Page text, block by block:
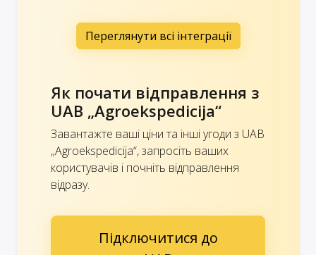
Переглянути всі інтеграції
Як почати відправлення з
UAB „Agroekspedicija“
Завантажте ваші ціни та інші угоди з UAB
„Agroekspedicija“, запросіть ваших
користувачів і почніть відправлення
відразу.
Підключитися до